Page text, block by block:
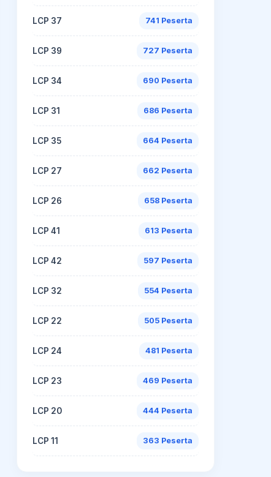
LCP 37 741 Peserta
LCP 39 727 Peserta
LCP 34 690 Peserta
LCP 31 686 Peserta
LCP 35 664 Peserta
LCP 27 662 Peserta
LCP 26 658 Peserta
LCP 41 613 Peserta
LCP 42 597 Peserta
LCP 32 554 Peserta
LCP 22 505 Peserta
LCP 24 481 Peserta
LCP 23 469 Peserta
LCP 20 444 Peserta
LCP 11 363 Peserta